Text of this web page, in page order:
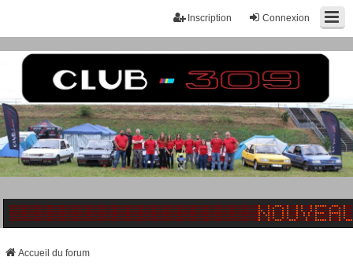
Connexion
Inscription
Accueil du forum